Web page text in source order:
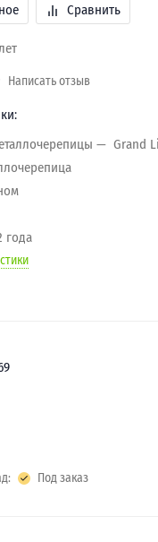
Сравнить
Написать отзыв
Grand
года
Под заказ